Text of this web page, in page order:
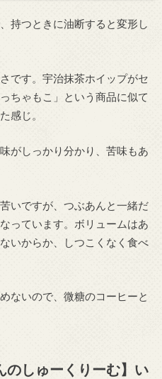
持つときに油断すると変形し
です。宇治抹茶ホイップがセ
ちゃもこ」という商品に似て
感じ。
がしっかり分かり、苦味もあ
いですが、つぶあんと一緒だ
っています。ボリュームはあ
いからか、しつこくなく食べ
ないので、微糖のコーヒーと
のしゅーくりーむ】い